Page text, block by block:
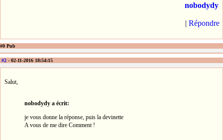
nobodydy
| Répondre
#0 Pub
#2 - 02-11-2016 18:54:15
Salut,
nobodydy a écrit:
je vous donne la réponse, puis la devinette
A vous de me dire Comment !